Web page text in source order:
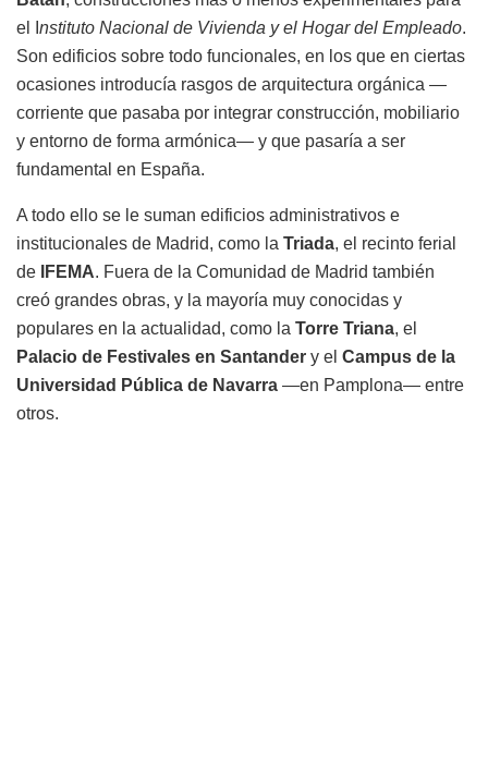
el I nstituto Nacional de Vivienda y el Hogar del Empleado.
Son edificios sobre todo funcionales, en los que en ciertas
ocasiones introducía rasgos de arquitectura orgánica —
corriente que pasaba por integrar construcción, mobiliario
y entorno de forma armónica— y que pasaría a ser
fundamental en España.
A todo ello se le suman edificios administrativos e
institucionales de Madrid, como la Triada, el recinto ferial
de
IFEMA. Fuera de la Comunidad de Madrid también
creó grandes obras, y la mayoría muy conocidas y
populares en la actualidad, como la Torre Triana, el
Palacio de Festivales en Santander y el Campus de la
Universidad Pública de Navarra —en Pamplona— entre
otros.